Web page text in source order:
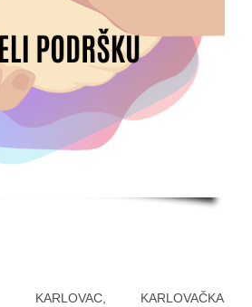
KARLOVAC, KARLOVAČKA